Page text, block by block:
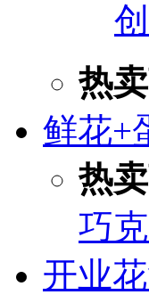
热
鲜花+
热
巧
开业